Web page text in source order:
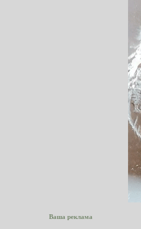
Ваша реклама